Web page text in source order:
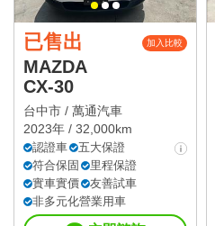
已售出 加入比較
MAZDA
CX-30
台中市 / 萬通汽車
2023年 / 32,000km
認證車
五大保證
符合保固
里程保證
實車實價
友善試車
非多元化營業用車